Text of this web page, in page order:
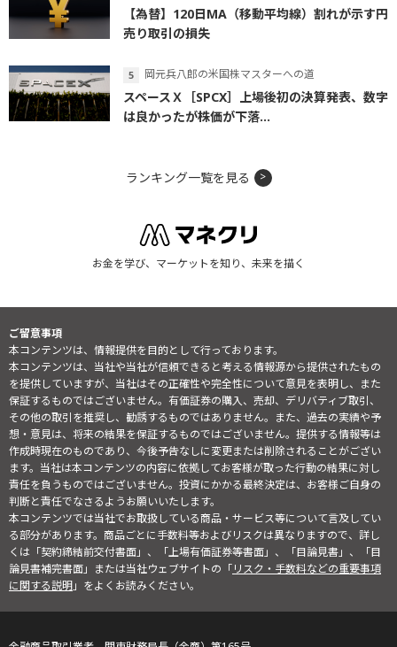
【為替】120日MA（移動平均線）割れが示す円
売り取引の損失
岡元兵八郎の米国株マスターへの道
スペースＸ［SPCX］上場後初の決算発表、数字
は良かったが株価が下落...
ランキング一覧を見る
お金を学び、マーケットを知り、未来を描く
ご留意事項
本コンテンツは、情報提供を目的として行っております。
本コンテンツは、当社や当社が信頼できると考える情報源から提供されたもの
を提供していますが、当社はその正確性や完全性について意見を表明し、また
保証するものではございません。有価証券の購入、売却、デリバティブ取引、
その他の取引を推奨し、勧誘するものではありません。また、過去の実績や予
想・意見は、将来の結果を保証するものではございません。提供する情報等は
作成時現在のものであり、今後予告なしに変更または削除されることがござい
ます。当社は本コンテンツの内容に依拠してお客様が取った行動の結果に対し
責任を負うものではございません。投資にかかる最終決定は、お客様ご自身の
判断と責任でなさるようお願いいたします。
本コンテンツでは当社でお取扱している商品・サービス等について言及してい
る部分があります。商品ごとに手数料等およびリスクは異なりますので、詳し
くは「契約締結前交付書面」、「上場有価証券等書面」、「目論見書」、「目
論見書補完書面」または当社ウェブサイトの「リスク・手数料などの重要事項
に関する説明」をよくお読みください。